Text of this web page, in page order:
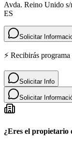
Avda. Reino Unido
ES
Solicitar
⚡ Recibirás
Solicitar Info
Solicitar
¿Eres el propietario